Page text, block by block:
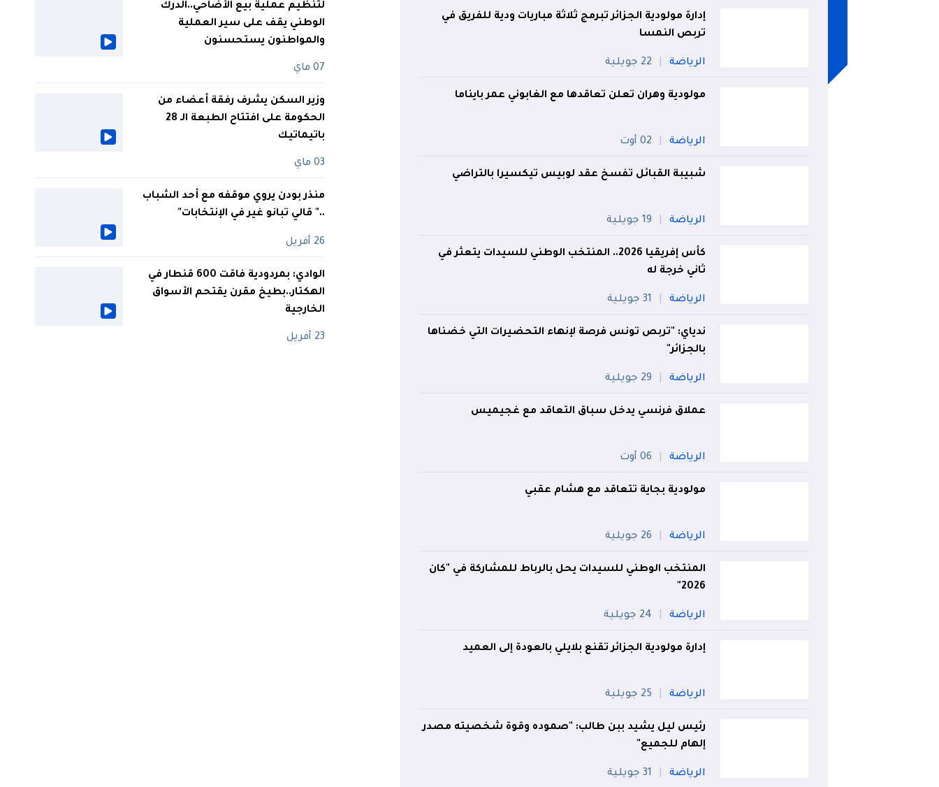
إدارة مولودية الجزائر تبرمج ثلاثة مباريات ودية للفريق في
تربص النمسا
الرياضة 22 جويلية
مولودية وهران تعلن تعاقدها مع الغابوني عمر بايناما
الرياضة 02 أوت
شبيبة القبائل تفسخ عقد لوبيس تيكسيرا بالتراضي
الرياضة 19 جويلية
كأس إفريقيا 2026.. المنتخب الوطني للسيدات يتعثر في
ثاني خرجة له
الرياضة 31 جويلية
ندياي: "تربص تونس فرصة لإنهاء التحضيرات التي خضناها
بالجزائر"
الرياضة 29 جويلية
عملاق فرنسي يدخل سباق التعاقد مع غجيميس
الرياضة 06 أوت
مولودية بجاية تتعاقد مع هشام عقبي
الرياضة 26 جويلية
المنتخب الوطني للسيدات يحل بالرباط للمشاركة في "كان
2026"
الرياضة 24 جويلية
إدارة مولودية الجزائر تقنع بلايلي بالعودة إلى العميد
الرياضة 25 جويلية
رئيس ليل يشيد ببن طالب: "صموده وقوة شخصيته مصدر
إلهام للجميع"
الرياضة 31 جويلية
لتنظيم عملية بيع الأضاحي..الدرك
الوطني يقف على سير العملية
والمواطنون يستحسنون
07 ماي
وزير السكن يشرف رفقة أعضاء من
الحكومة على افتتاح الطبعة الـ 28
باتيماتيك
03 ماي
منذر بودن يروي موقفه مع أحد الشباب
.." قالي تبانو غير في الإنتخابات"
26 أفريل
الوادي: بمردودية فاقت 600 قنطار في
الهكتار..بطيخ مقرن يقتحم الأسواق
الخارجية
23 أفريل